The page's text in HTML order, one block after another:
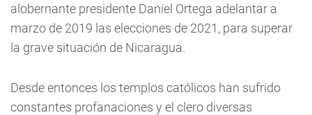
alobernante presidente Daniel Ortega adelantar a
marzo de 2019 las elecciones de 2021, para superar
la grave situación de Nicaragua.
Desde entonces los templos católicos han sufrido
constantes profanaciones y el clero diversas